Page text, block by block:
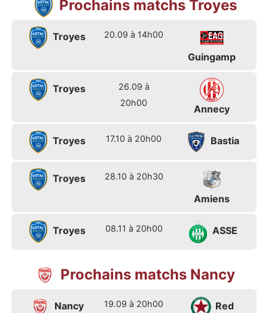
Prochains matchs Troyes
Troyes 20.09 à 14h00
Guingamp
Troyes
26.09 à
20h00
Annecy
Troyes 17.10 à 20h00 Bastia
Troyes 28.10 à 20h30
Amiens
Troyes 08.11 à 20h00 ASSE
Prochains matchs Nancy
Nancy 19.09 à 20h00
Red